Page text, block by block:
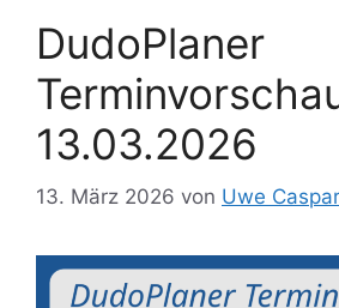
DudoPlaner
13.03.2026
13. März 2026 von Uwe